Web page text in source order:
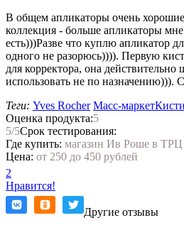
В общем апликаторы очень
коллекция - больше апликаторы
есть)))Разве что куплю апликатор
одного не разорюсь)))). Первую
для корректора, она действительно
использовать не по назначению))).
Теги: Yves Rocher Масс-маркет
Оценка продукта:5
5/5Срок тестирования:
Где купить: магазин Ив Роше в ТРЦ
Цена: от 250 до 450 рублей
2
Нравится!
Другие отзывы